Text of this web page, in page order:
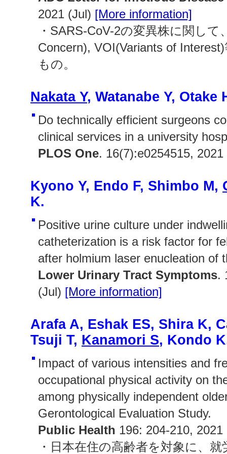
2021 (Jul) [More information]
・SARS-CoV-2の変異株に関して
Concern), VOI(Variants of
もの。
Nakata Y, Watanabe Y, Otake
Do technically efficient surgeons
clinical services in a university
PLOS One. 16(7):e0254515,
Kyono Y, Endo F, Shimbo M,
K.
Positive urine culture under
catheterization is a risk factor for
after holmium laser enucleation of
Lower Urinary Tract Symptoms.
(Jul) [More information]
Arafa A, Eshak ES, Shira K,
Tsuji T, Kanamori S, Kondo
Impact of various intensities and
occupational physical activity on
among physically independent
Gerontological Evaluation Study.
Public Health 196: 204-210, 2021
・日本在住の高齢者を対象に、